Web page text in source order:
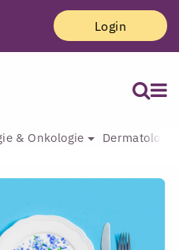
Login
& Onkologie